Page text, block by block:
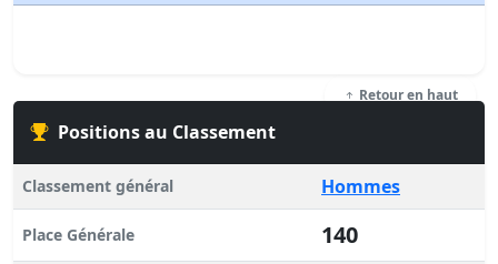
Retour en haut
Positions au Classement
Classement général Hommes
Place Générale 140